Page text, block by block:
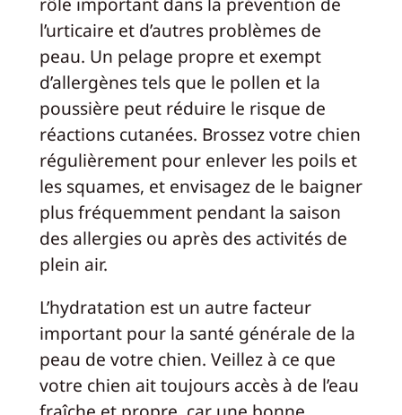
l’urticaire et d’autres problèmes de
peau. Un pelage propre et exempt
d’allergènes tels que le pollen et la
poussière peut réduire le risque de
réactions cutanées. Brossez votre chien
régulièrement pour enlever les poils et
les squames, et envisagez de le baigner
plus fréquemment pendant la saison
des allergies ou après des activités de
plein air.
L’hydratation est un autre facteur
important pour la santé générale de la
peau de votre chien. Veillez à ce que
votre chien ait toujours accès à de l’eau